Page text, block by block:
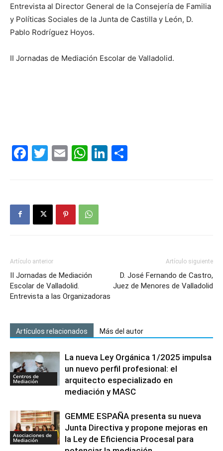
Entrevista al Director General de la Consejería de Familia
y Políticas Sociales de la Junta de Castilla y León, D.
Pablo Rodríguez Hoyos.
II Jornadas de Mediación Escolar de Valladolid.
Facebook
Twitter
EmailWhatsApp
LinkedIn
Artículo anterior
II Jornadas de Mediación
Escolar de Valladolid.
Entrevista a las Organizadoras
Artículo siguiente
D. José Fernando de Castro,
Juez de Menores de Valladolid
Artículos relacionados Más del autor
Centros de
Mediación
La nueva Ley Orgánica 1/2025 impulsa
un nuevo perfil profesional: el
arquitecto especializado en
mediación y MASC
Asociaciones de
Mediación
GEMME ESPAÑA presenta su nueva
Junta Directiva y propone mejoras en
la Ley de Eficiencia Procesal para